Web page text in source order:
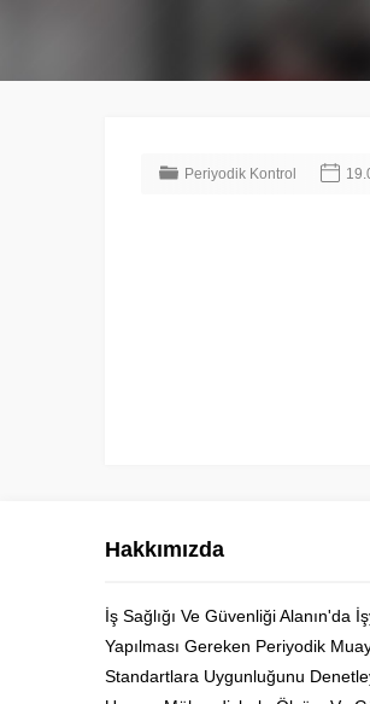
Periyodik Kontrol
Hakkımızda
İş Sağlığı Ve Güvenliği Alanın'da
Yapılması Gereken Periyodik
Standartlara Uygunluğunu
Cüneyt Bey